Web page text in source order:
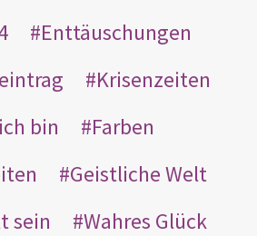
Enttäuschungen
Krisenzeiten
bin
Farben
Geistliche Welt
sein
Wahres Glück